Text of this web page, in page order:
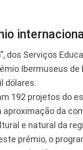
dos Serviços
Ibermuseus de
dólares.
192 projetos do
aproximação da
e natural da
prémio, o